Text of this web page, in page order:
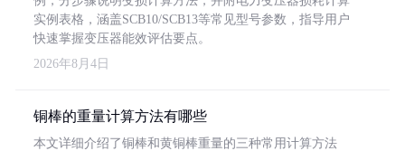
实例表格，涵盖SCB10/SCB13等常见型号参数，指导用户
快速掌握变压器能效评估要点。
2026年8月4日
铜棒的重量计算方法有哪些
本文详细介绍了铜棒和黄铜棒重量的三种常用计算方法